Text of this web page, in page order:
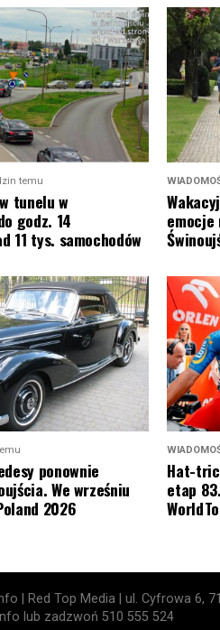
temu
tunelu w
godz. 14
11 tys. samochodów
emocje
ponownie
We wrześniu
2026
Hat-
etap
| Red Top Media | ul. Cyfrowa 6,
lub zadzwoń 510 555 524